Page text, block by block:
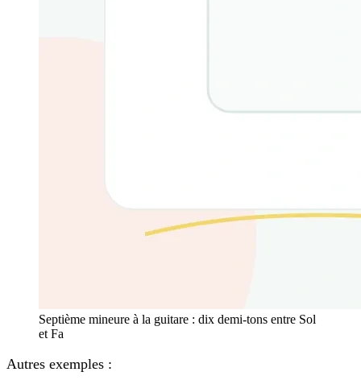
Septième mineure à la guitare : dix demi-tons entre Sol
et Fa
Autres exemples :